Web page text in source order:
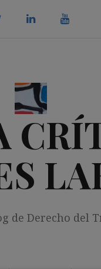
de Derecho del